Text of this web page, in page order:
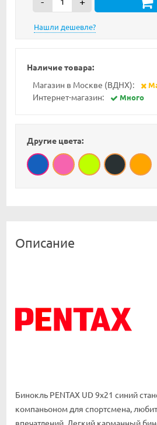
Наличие товара:
Магазин в Москве (ВДНХ):
Интернет-магазин: Много
Другие цвета:
Описание
Бинокль PENTAX UD 9x21 синий
компаньоном для спортсмена,
впечатлений. Легкий карманный